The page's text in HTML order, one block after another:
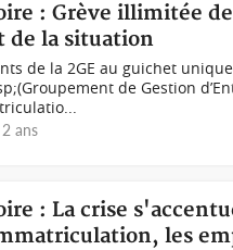
: Grève illimitée
de la situation
de la 2GE au guichet
de Gestion
ans
: La crise
les